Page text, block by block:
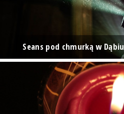
Seans pod chmurką w Dąbiu